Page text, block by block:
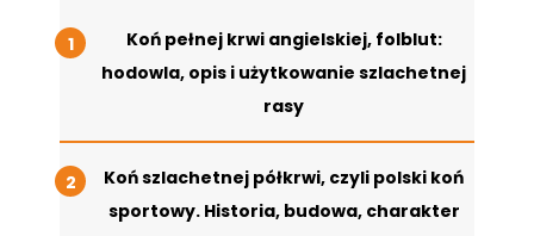
Koń pełnej krwi angielskiej, folblut:
hodowla, opis i użytkowanie szlachetnej
rasy
Koń szlachetnej półkrwi, czyli polski koń
sportowy. Historia, budowa, charakter